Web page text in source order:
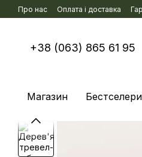
Перейти к основному контенту
Про нас Оплата і доставка
+38 (063) 865 61 95
Магазин Бестселери